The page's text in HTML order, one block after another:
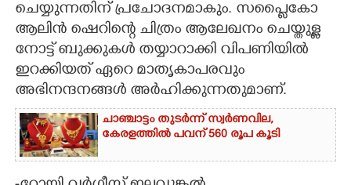
ചെയ്യുന്നതിന് പ്രചോദനമാകും. സപ്ലൈകോ
ആലിൻ ഷെറിന്റെ ചിത്രം ആലേഖനം ചെയ്തുള്ള
നോട്ട് ബുക്കുകൾ തയ്യാറാക്കി വിപണിയിൽ
ഇറക്കിയത് ഏറെ മാതൃകാപരവും
അഭിനന്ദനങ്ങൾ അർഹിക്കുന്നതുമാണ്.
ചാഞ്ചാട്ടം തുടർന്ന് സ്വർണവില,
കേരളത്തിൽ പവന് 560 രൂപ കൂടി